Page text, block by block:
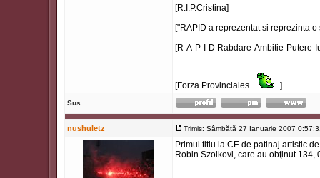
[R.I.P.Cristina]
["RAPID a reprezentat si reprezinta
[R-A-P-I-D Rabdare-Ambitie-Putere-
[Forza Provinciales ]
Sus
nushuletz Trimis: Sâmbătă 27 Ianuarie 2007
Primul titlu la CE de patinaj artistic
Robin Szolkovi, care au obţinut